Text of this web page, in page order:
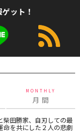
ット！
MONTHLY
月 間
柴田勝家、自刃しての最
を共にした２人の悲劇